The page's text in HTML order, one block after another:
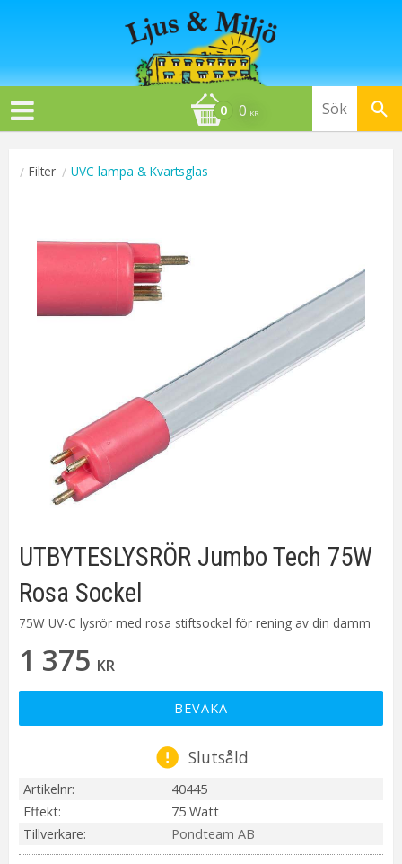
0 KR
Filter UVC lampa & Kvartsglas
UTBYTESLYSRÖR Jumbo Tech 75W
Rosa Sockel
75W UV-C lysrör med rosa stiftsockel för rening av din damm
1 375 KR
BEVAKA
Slutsåld
Artikelnr
40445
Effekt
75 Watt
Tillverkare
Pondteam AB